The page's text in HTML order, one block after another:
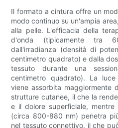
Il formato a cintura offre un
modo continuo su un'ampia
alla pelle. L'efficacia della
d'onda (tipicamente tra
dall'irradianza (densità di
centimetro quadrato) e dalla
tessuto durante una
centimetro quadrato). La
viene assorbita maggiormente
strutture cutanee, il che la
e il dolore superficiale,
(circa 800-880 nm) penetra
nel tessuto connettivo, il che